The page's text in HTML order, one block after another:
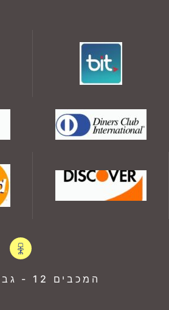
המכבים 12 - גבעת שמאול